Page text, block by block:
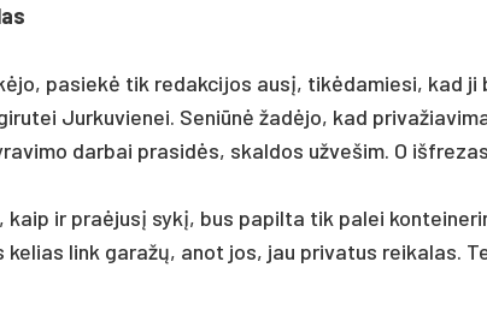
pa­siekė tik re­dak­ci­jos ausį, tikė­da­mie­si, kad
Jur­ku­vie­nei. Se­niūnė žadė­jo, kad
dar­bai pra­si­dės, skal­dos už­ve­šim. O
kaip ir pra­ėjusį sykį, bus pa­pil­ta tik pa­lei
ke­lias link ga­ražų, anot jos, jau pri­va­tus rei­ka­las.